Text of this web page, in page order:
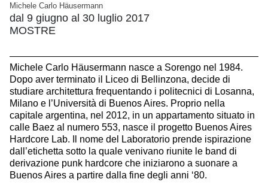
Michele Carlo Häusermann
dal 9 giugno al 30 luglio 2017
MOSTRE
Michele Carlo Häusermann nasce a Sorengo nel 1984.
Dopo aver terminato il Liceo di Bellinzona, decide di
studiare architettura frequentando i politecnici di Losanna,
Milano e l’Università di Buenos Aires. Proprio nella
capitale argentina, nel 2012, in un appartamento situato in
calle Baez al numero 553, nasce il progetto Buenos Aires
Hardcore Lab. Il nome del Laboratorio prende ispirazione
dall’etichetta sotto la quale venivano riunite le band di
derivazione punk hardcore che iniziarono a suonare a
Buenos Aires a partire dalla fine degli anni ‘80.